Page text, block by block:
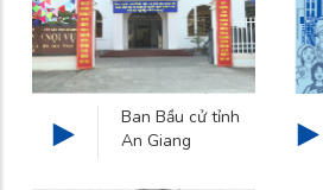
Ban Bầu cử tỉnh
An Giang